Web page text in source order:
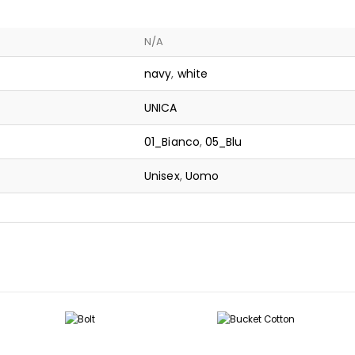
N/A
navy, white
UNICA
01_Bianco, 05_Blu
Unisex, Uomo
Questo prodotto ha più varianti. Le opzioni possono essere scelte nella pagina del prodotto Questo prodotto ha più varianti. Le opzioni possono essere scelte nella pagina del prodotto